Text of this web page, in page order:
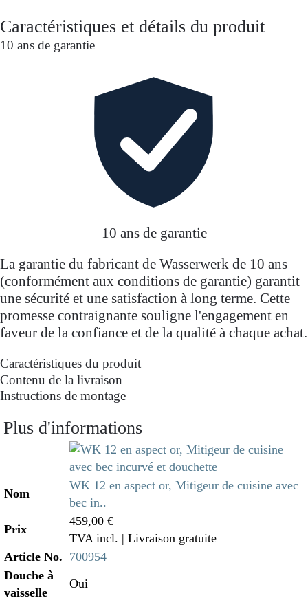
et s'intègre parfaitement dans des concepts de cuisine
stylés avec des exigences de design exclusives - pour
compromis sur la fonction et la qualité.
Caractéristiques et détails du produit
10 ans de garantie
10 ans de garantie
La garantie du fabricant de Wasserwerk de 10 ans
(conformément aux conditions de garantie) garantit
une sécurité et une satisfaction à long terme. Cette
promesse contraignante souligne l'engagement en
faveur de la confiance et de la qualité à chaque achat.
Caractéristiques du produit
Contenu de la livraison
Instructions de montage
Plus d'informations
Nom
WK 12 en aspect or, Mitigeur de cuisine avec
bec in..
Prix
459,00 €
TVA incl. | Livraison gratuite
Article No. 700954
Douche à
vaisselle
Oui